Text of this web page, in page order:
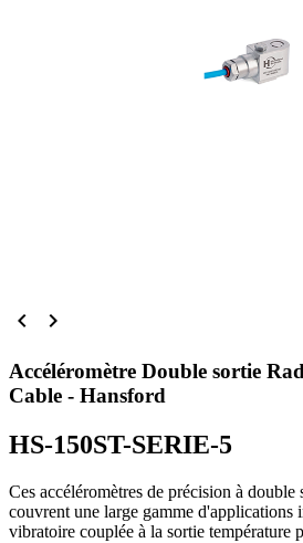
 
Accéléromètre Double sortie
Cable - Hansford
HS-150ST-SERIE-5
Ces accéléromètres de précision à double
couvrent une large gamme d'applications
vibratoire couplée à la sortie température